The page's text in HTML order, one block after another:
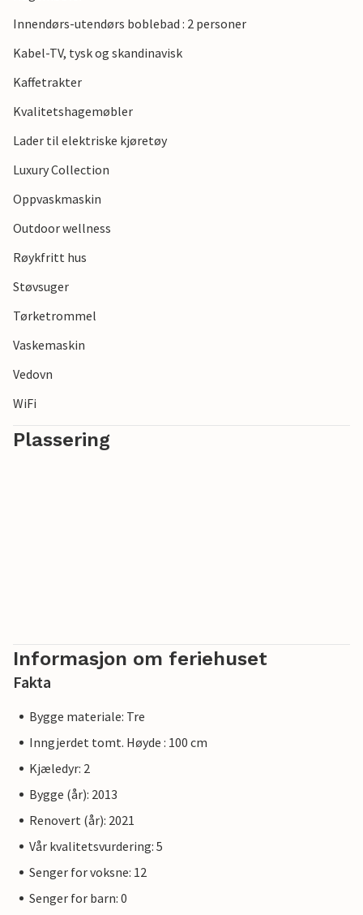
Innendørs-utendørs boblebad : 2 personer
Kabel-TV, tysk og skandinavisk
Kaffetrakter
Kvalitetshagemøbler
Lader til elektriske kjøretøy
Luxury Collection
Oppvaskmaskin
Outdoor wellness
Røykfritt hus
Støvsuger
Tørketrommel
Vaskemaskin
Vedovn
WiFi
Plassering
Informasjon om feriehuset
Fakta
Bygge materiale: Tre
Inngjerdet tomt. Høyde : 100 cm
Kjæledyr: 2
Bygge (år): 2013
Renovert (år): 2021
Vår kvalitetsvurdering: 5
Senger for voksne: 12
Senger for barn: 0